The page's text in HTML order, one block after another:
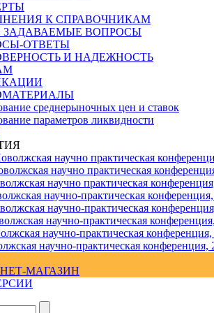
К СПРАВОЧНИКАМ
ЗАДАВАЕМЫЕ ВОПРОСЫ
ОТВЕТЫ
И НАДЕЖНОСТЬ
среднерыночных цен и ставок
параметров ликвидности
научно практическая
научно практическая
научно практическая
научно-практическая
научно-практическая
научно-практическая
научно-практическая конференция,
научно-практическая конференция,
МАГАЗИН